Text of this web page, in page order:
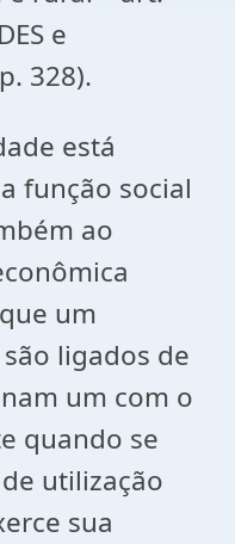
e
328).
está
função social
ao
um
ligados de
um com o
quando se
utilização
sua